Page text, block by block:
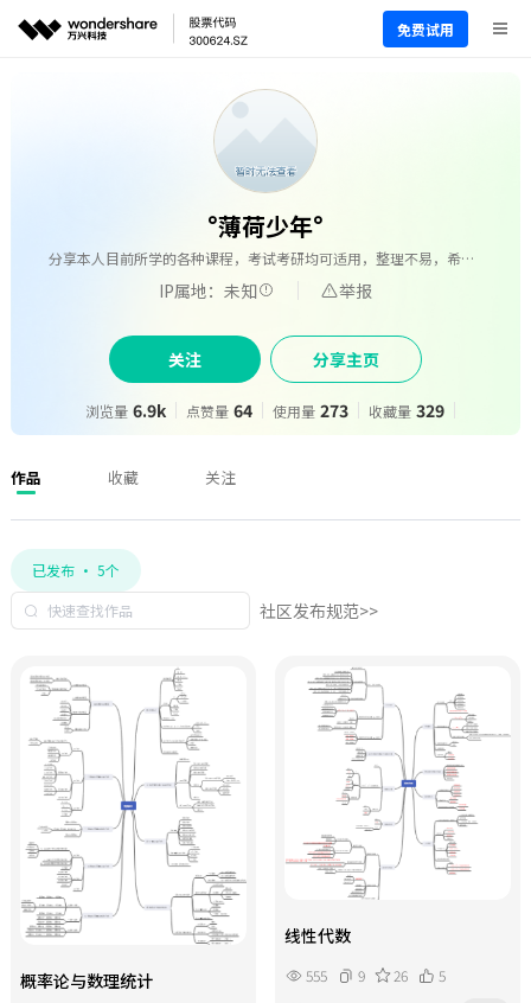
免费试用
°薄荷少年°
分享本人目前所学的各种课程，考试考研均可适用，整理不易，希望可以多多支持，谢谢。
IP属地：未知 举报
关注 分享主页
浏览量 6.9k 点赞量 64 使用量 273 收藏量 329
作品 收藏 关注
已发布 · 5个
社区发布规范>>
概率论与数理统计
线性代数
555 9 26
5